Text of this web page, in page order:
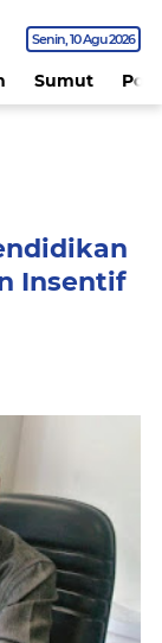
Senin 10 Agu 2026
Sumut
Insentif